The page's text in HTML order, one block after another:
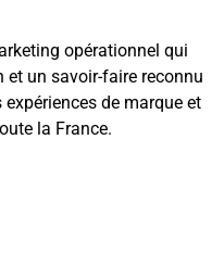
opérationnel qui
et un savoir-faire reconnu
de marque et
la France.